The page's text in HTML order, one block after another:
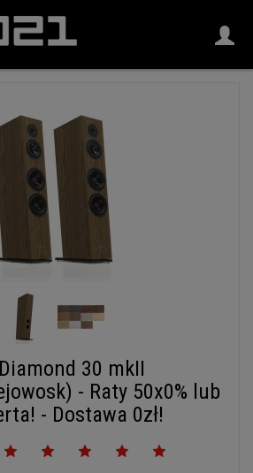
30 mkII
- Raty 50x0% lub
- Dostawa 0zł!